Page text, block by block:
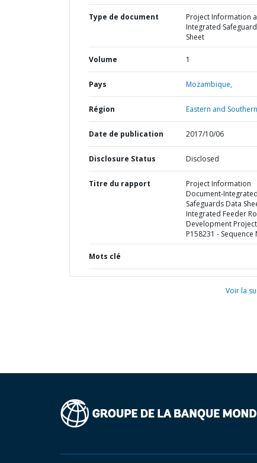
Type de document
Project Information
Integrated
Sheet
Volume 1
Pays Mozambique,
Région Eastern and
Date de publication 2017/10/06
Disclosure Status Disclosed
Titre du rapport
Project Information
Document-Integrated
Safeguards Data
Integrated Feeder
Development
P158231 - Sequence
Mots clé
Voir la